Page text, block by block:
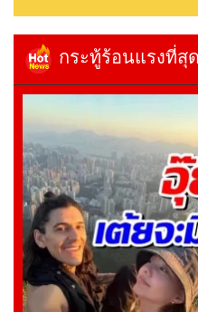
กระทู้ร้อนแรงที่สุ